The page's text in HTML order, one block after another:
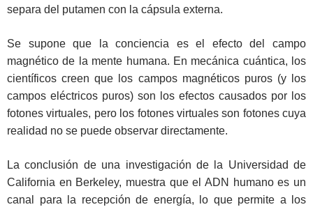
separa del putamen con la cápsula externa.
Se supone que la conciencia es el efecto del campo
magnético de la mente humana. En mecánica cuántica, los
científicos creen que los campos magnéticos puros (y los
campos eléctricos puros) son los efectos causados por los
fotones virtuales, pero los fotones virtuales son fotones cuya
realidad no se puede observar directamente.
La conclusión de una investigación de la Universidad de
California en Berkeley, muestra que el ADN humano es un
canal para la recepción de energía, lo que permite a los